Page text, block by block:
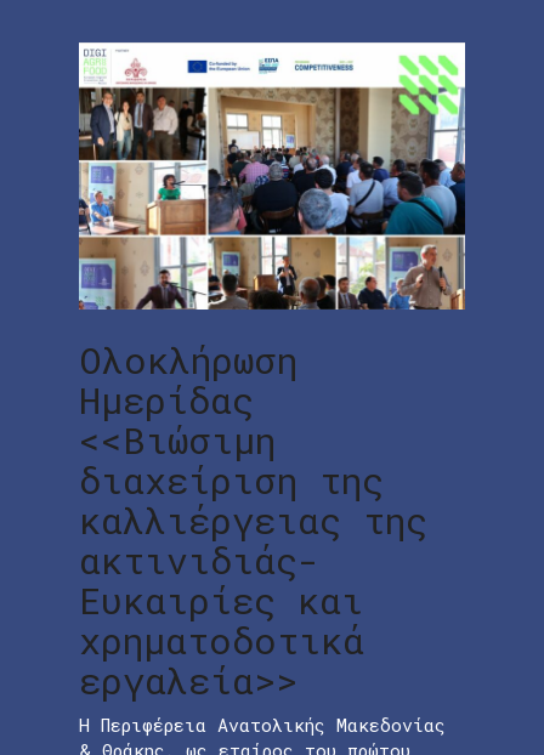
Ολοκλήρωση
Ημερίδας
<<Βιώσιμη
διαχείριση της
καλλιέργειας της
ακτινιδιάς-
Ευκαιρίες και
χρηματοδοτικά
εργαλεία>>
Η Περιφέρεια Ανατολικής Μακεδονίας